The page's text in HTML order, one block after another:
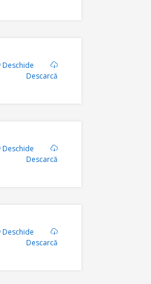
Deschide
Descarcă
Deschide
Descarcă
Deschide
Descarcă